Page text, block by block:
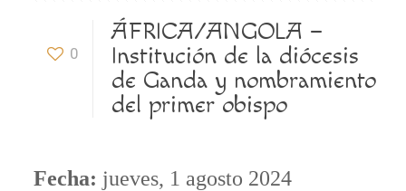
0
ÁFRICA/ANGOLA –
Institución de la diócesis
de Ganda y nombramiento
del primer obispo
Fecha: jueves, 1 agosto 2024